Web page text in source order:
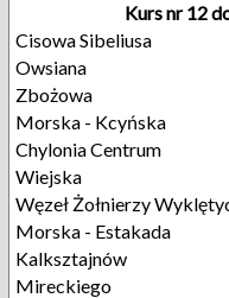
Kurs nr 12
Cisowa Sibeliusa
Owsiana
Zbożowa
Morska - Kcyńska
Chylonia Centrum
Wiejska
Węzeł Żołnierzy
Morska - Estakada
Kalksztajnów
Mireckiego